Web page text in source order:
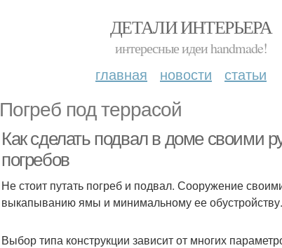
ДЕТАЛИ ИНТЕРЬЕРА
интересные идеи handmade!
главная новости статьи
Погреб под террасой
Как сделать подвал в доме своими
погребов
Не стоит путать погреб и подвал. Сооружение
выкапыванию ямы и минимальному ее обустройству.
Выбор типа конструкции зависит от многих